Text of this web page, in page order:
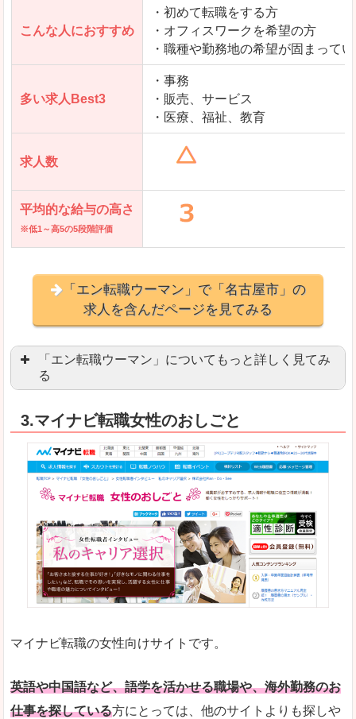
「とらばーゆ」で「名古屋市」の
求人を含んだページを見てみる
こんな人におすすめ
・初めて転職をする方
・オフィスワークを希望の方
・職種や勤務地の希望が固まって
多い求人Best3
・事務
・販売、サービス
・医療、福祉、教育
求人数
平均的な給与の高さ
※低1～高5の5段階評価
「エン転職ウーマン」で「名古屋市」の
求人を含んだページを見てみる
「エン転職ウーマン」についてもっと詳しく見てみ
る
良いところ
職種や勤務地など、すでに次のお仕事がイメージ
転職Q＆Aやノウハウが豊富なうえ、面接サポー
悪いところ
求人の掲載数が少ないです。
TOPページからこだわりや条件などをクイックに
はじめての転職や、転職活動において不安や心配
自分でうまく仕事を探せなくても、会員登録をす
3.マイナビ転職女性のおしごと
マイナビ転職の女性向けサイトです。
英語や中国語など、語学を活かせる職場や、海外勤務のお
仕事を探している方にとっては、他のサイトよりも探しや